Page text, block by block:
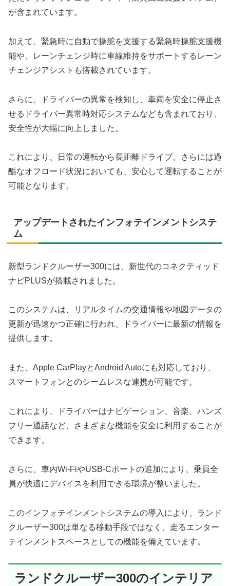
が含まれています。
加えて、緊急時に自動で操舵を支援する緊急時操舵支援機
能や、レーンチェンジ時に車線維持をサポートするレーン
チェンジアシストも搭載されています。
さらに、ドライバーの異常を検知し、車両を安全に停止さ
せるドライバー異常時対応システムなども含まれており、
安全性が大幅に向上しました。
これにより、日常の運転から長距離ドライブ、さらには過
酷なオフロード状況においても、安心して運転することが
可能となります。
アップデートされたインフォテインメントシステ
ム
新型ランドクルーザー300には、新世代のコネクティッド
ナビPLUSが搭載されました。
このシステムは、リアルタイムの交通情報や地図データの
更新が迅速かつ正確に行われ、ドライバーに最新の情報を
提供します。
また、Apple CarPlayとAndroid Autoにも対応しており、
スマートフォンとのシームレスな連携が可能です。
これにより、ドライバーはナビゲーション、音楽、ハンズ
フリー通話など、さまざまな機能を安全に利用することが
できます。
さらに、車内Wi-FiやUSB-Cポートの追加により、乗員全
員が快適にデバイスを利用できる環境が整いました。
このインフォテインメントシステムの導入により、ランド
クルーザー300は単なる移動手段ではなく、走るエンター
テインメントスペースとしての機能を備えています。
ランドクルーザー300のインテリア